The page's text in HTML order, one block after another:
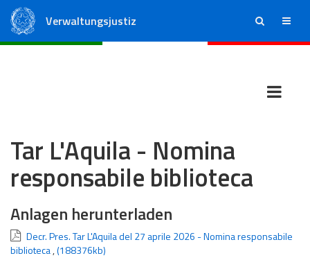
Verwaltungsjustiz ricerca menu
Tar L'Aquila - Nomina
responsabile biblioteca
Anlagen herunterladen
Decr. Pres. Tar L'Aquila del 27 aprile 2026 - Nomina responsabile
biblioteca,(188376kb)